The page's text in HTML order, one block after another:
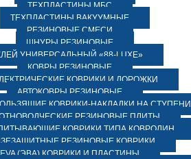
ТЕХПЛАСТИНЫ МБС
ТЕХПЛАСТИНЫ ВАКУУМНЫЕ
РЕЗИНОВЫЕ СМЕСИ
ШНУРЫ РЕЗИНОВЫЕ
УНИВЕРСАЛЬНЫЙ «88-LUXE»
КОВРЫ РЕЗИНОВЫЕ
КОВРИКИ И ДОРОЖКИ
АВТОКОВРЫ РЕЗИНОВЫЕ
КОВРИКИ-НАКЛАДКИ НА СТУПЕНИ
РЕЗИНОВЫЕ ПЛИТЫ
КОВРИКИ ТИПА КОВРОЛИН
РЕЗИНОВЫЕ КОВРИКИ
EVA (ЭВА) КОВРИКИ И ПЛАСТИНЫ